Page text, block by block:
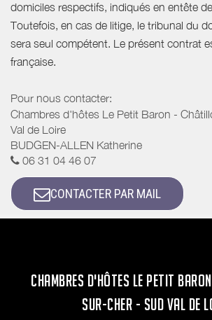
domiciles respectifs, indiqués en entête
Toutefois, en cas de litige, le tribunal du
sera seul compétent. Le présent contrat
française.
Pour nous contacter:
Chambres d'hôtes Le Petit Baron -
Val de Loire
BUDGEN-ALLEN Katherine
06 31 04 46 07
CONTACTER PAR MAIL
CHAMBRES D'HÔTES LE PETIT
SUR-CHER - SUD VAL DE